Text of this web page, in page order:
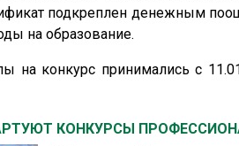
подкреплен денежным
на образование.
на конкурс принимались с
КОНКУРСЫ